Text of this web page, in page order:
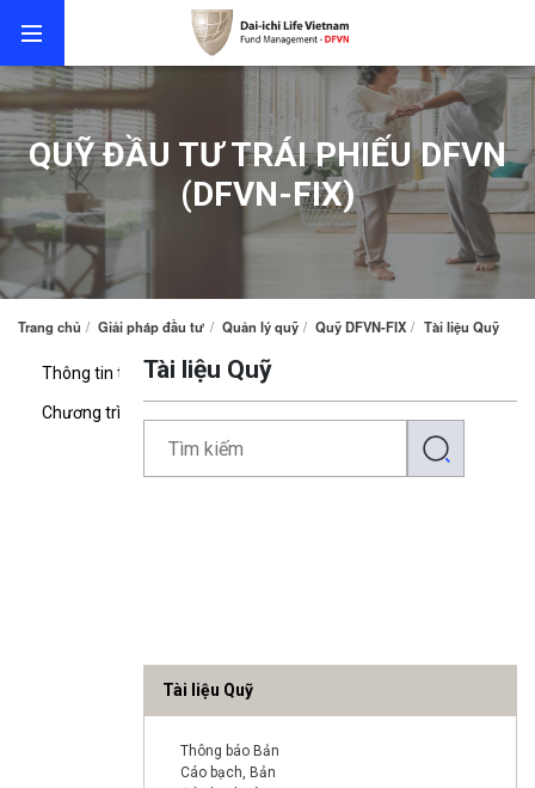
QUỸ ĐẦU TƯ TRÁI PHIẾU DFVN
(DFVN-FIX)
Trang chủ Giải pháp đầu tư Quản lý quỹ Quỹ DFVN-FIX Tài liệu Quỹ
Thông tin tổng quát Hiệu quả hoạt động
Chương trình SIP
Tài liệu Quỹ
Tài liệu Quỹ
Thông báo Bản
Cáo bạch, Bản